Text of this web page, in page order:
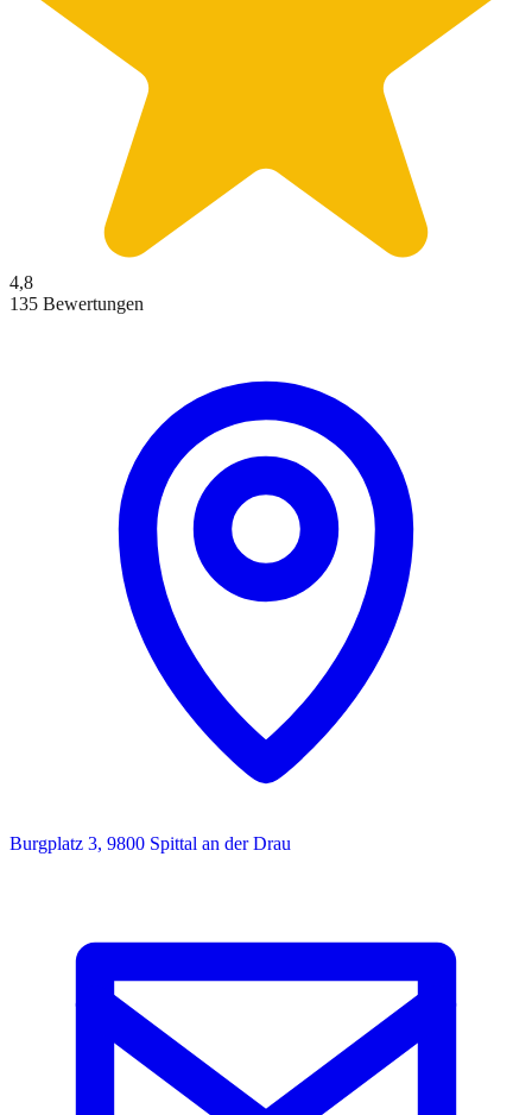
4,8
135 Bewertungen
Burgplatz 3, 9800 Spittal an der Drau